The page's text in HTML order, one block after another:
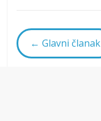
← Glavni članak